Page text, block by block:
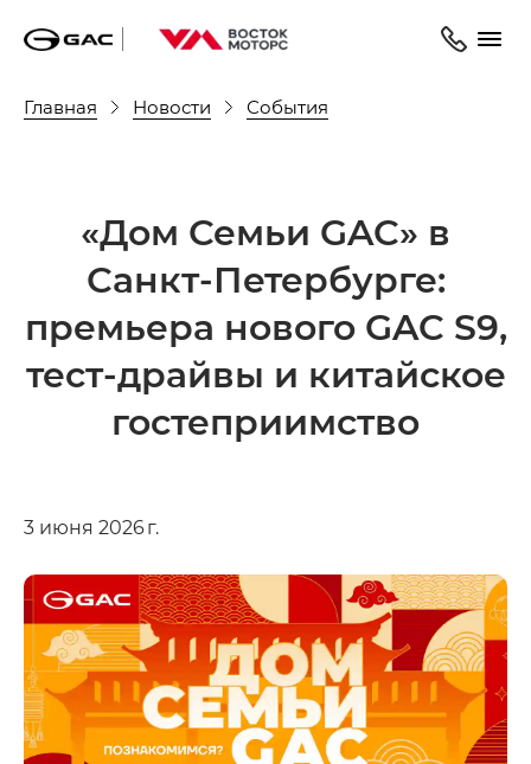
Главная Новости События
«Дом Семьи GAC» в
Санкт-Петербурге:
премьера нового GAC S9,
тест-драйвы и китайское
гостеприимство
3 июня 2026 г.